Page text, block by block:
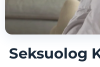
Seksuolog